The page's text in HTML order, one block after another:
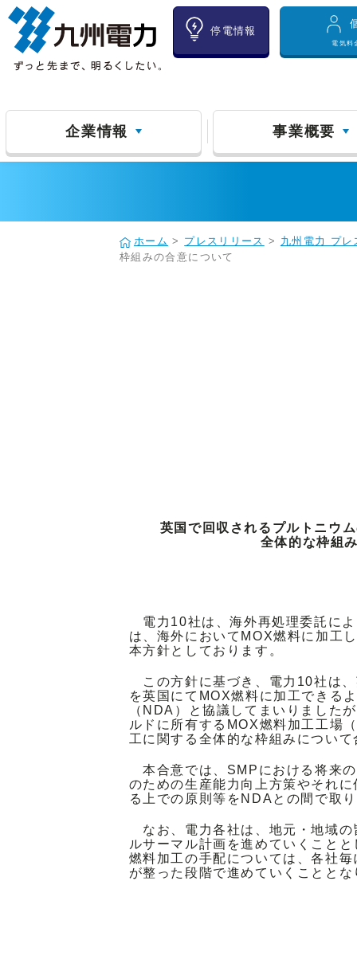
停電情報
電気料
企業情報 事業概要
ホーム > プレスリリース > 九州電力 プレ
枠組みの合意について
英国で回収されるプルトニウ
全体的な枠組
電力10社は、海外再処理委託に
は、海外においてMOX燃料に加工
本方針としております。
この方針に基づき、電力10社は
を英国にてMOX燃料に加工できる
（NDA）と協議してまいりました
ルドに所有するMOX燃料加工工場
工に関する全体的な枠組みについ
本合意では、SMPにおける将来
のための生産能力向上方策やそれ
る上での原則等をNDAとの間で取
なお、電力各社は、地元・地域の
ルサーマル計画を進めていくこと
燃料加工の手配については、各社
が整った段階で進めていくこととな